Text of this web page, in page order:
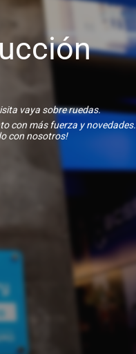
vaya sobre ruedas.
con más fuerza y novedades.
con nosotros!